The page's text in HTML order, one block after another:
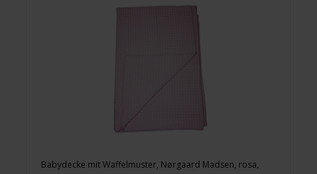
Babydecke mit Waffelmuster, Nørgaard Madsen, rosa,